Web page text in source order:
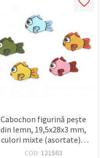
Cabochon figurină pește
din lemn, 19,5x28x3 mm,
culori mixte (asortate) -
10 bucăți
COD: 121563